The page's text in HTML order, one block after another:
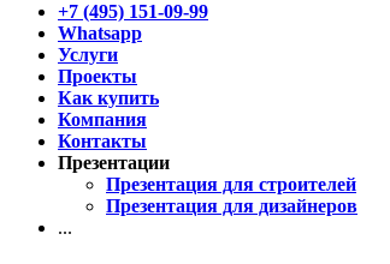
+7 (495) 151-09-99
Whatsapp
Услуги
Проекты
Как купить
Компания
Контакты
Презентации
Презентация для строителей
Презентация для дизайнеров
...